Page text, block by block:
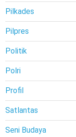
Pilkades
Pilpres
Politik
Polri
Profil
Satlantas
Seni Budaya